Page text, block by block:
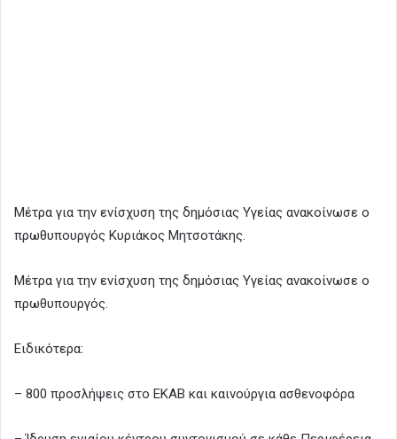
Μέτρα για την ενίσχυση της δημόσιας Υγείας ανακοίνωσε ο
πρωθυπουργός Κυριάκος Μητσοτάκης.
Μέτρα για την ενίσχυση της δημόσιας Υγείας ανακοίνωσε ο
πρωθυπουργός.
Ειδικότερα:
– 800 προσλήψεις στο ΕΚΑΒ και καινούργια ασθενοφόρα